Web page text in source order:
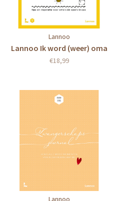
Lannoo
Lannoo Ik word (weer) oma
€18,99
Lannoo